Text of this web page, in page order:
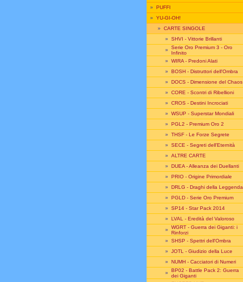
» PUFFI
» YU-GI-OH!
» CARTE SINGOLE
» SHVI - Vittorie Brillanti
» Serie Oro Premium 3 - Oro
Infinito
» WIRA - Predoni Alati
» BOSH - Distruttori dell'Ombra
» DOCS - Dimensione del Chaos
» CORE - Scontri di Ribellioni
» CROS - Destini Incrociati
» WSUP - Superstar Mondiali
» PGL2 - Premium Oro 2
» THSF - Le Forze Segrete
» SECE - Segreti dell'Eternità
» ALTRE CARTE
» DUEA - Alleanza dei Duellanti
» PRIO - Origine Primordiale
» DRLG - Draghi della Leggenda
» PGLD - Serie Oro Premium
» SP14 - Star Pack 2014
» LVAL - Eredità del Valoroso
» WGRT - Guerra dei Giganti: i
Rinforzi
» SHSP - Spettri dell'Ombra
» JOTL - Giudizio della Luce
» NUMH - Cacciatori di Numeri
» BP02 - Battle Pack 2: Guerra
dei Giganti